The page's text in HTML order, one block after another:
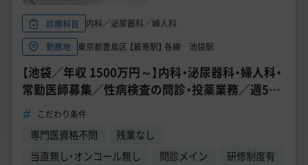
診療科目
内科／泌尿器科／婦人科
勤務地
東京都豊島区 【最寄駅】 各線 池袋駅
【池袋／年収 1500万円～】内科・泌尿器科・婦人科・
常勤医師募集／性病検査の問診・投薬業務／週5日
勤務可能な方募集
こだわり条件
専門医資格不問
残業なし
当直無し・オンコール無し
問診メイン
研修制度有